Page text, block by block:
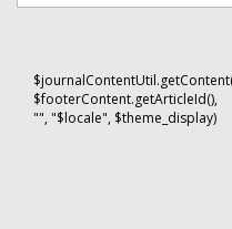
$footerContent.getArticleId(),
"", "$locale", $theme_display)